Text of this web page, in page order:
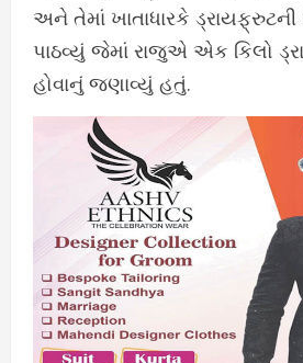
અને તેમાં ખાતાધારકે
પાઠવ્યું જેમાં રાજુએ એક કિલો
હોવાનું જણાવ્યું હતું.